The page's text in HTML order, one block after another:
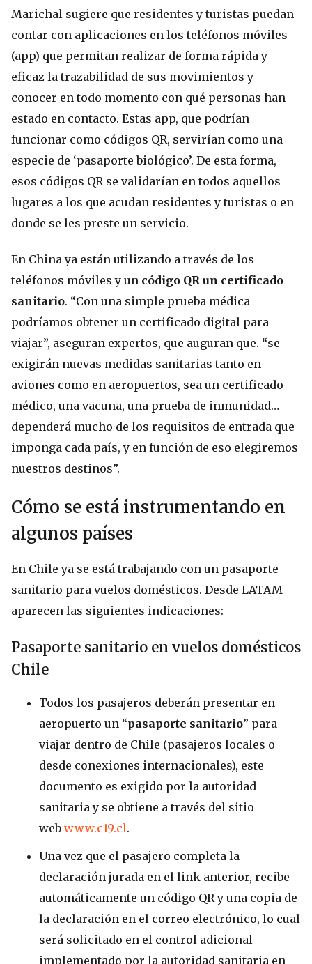
Marichal sugiere que residentes y turistas puedan
contar con aplicaciones en los teléfonos móviles
(app) que permitan realizar de forma rápida y
eficaz la trazabilidad de sus movimientos y
conocer en todo momento con qué personas han
estado en contacto. Estas app, que podrían
funcionar como códigos QR, servirían como una
especie de ‘pasaporte biológico’. De esta forma,
esos códigos QR se validarían en todos aquellos
lugares a los que acudan residentes y turistas o en
donde se les preste un servicio.
En China ya están utilizando a través de los
teléfonos móviles y un código QR un certificado
sanitario. “Con una simple prueba médica
podríamos obtener un certificado digital para
viajar”, aseguran expertos, que auguran que. “se
exigirán nuevas medidas sanitarias tanto en
aviones como en aeropuertos, sea un certificado
médico, una vacuna, una prueba de inmunidad…
dependerá mucho de los requisitos de entrada que
imponga cada país, y en función de eso elegiremos
nuestros destinos”.
Cómo se está instrumentando en
algunos países
En Chile ya se está trabajando con un pasaporte
sanitario para vuelos domésticos. Desde LATAM
aparecen las siguientes indicaciones:
Pasaporte sanitario en vuelos domésticos
Chile
Todos los pasajeros deberán presentar en
aeropuerto un “pasaporte sanitario” para
viajar dentro de Chile (pasajeros locales o
desde conexiones internacionales), este
documento es exigido por la autoridad
sanitaria y se obtiene a través del sitio
web www.c19.cl.
Una vez que el pasajero completa la
declaración jurada en el link anterior, recibe
automáticamente un código QR y una copia de
la declaración en el correo electrónico, lo cual
será solicitado en el control adicional
implementado por la autoridad sanitaria en